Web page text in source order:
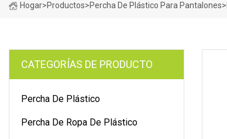
Hogar>Productos>Percha De Plástico Para Pantalones>
CATEGORÍAS DE PRODUCTO
Percha De Plástico
Percha De Ropa De Plástico